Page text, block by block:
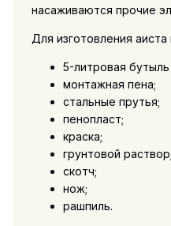
насаживаются прочие
Для изготовления
5-литровая бутыль
монтажная пена;
стальные прутья;
пенопласт;
краска;
грунтовой раствор;
скотч;
нож;
рашпиль.